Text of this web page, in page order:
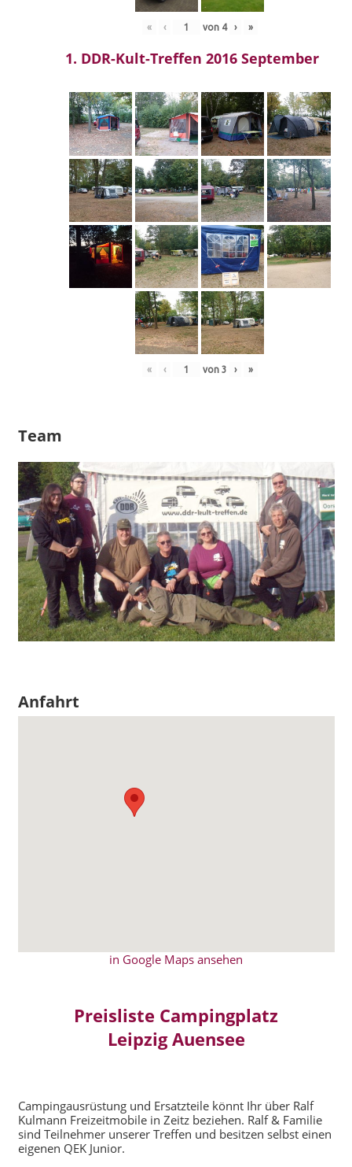
« ‹ von 4 › »
1. DDR-Kult-Treffen 2016 September
« ‹ von 3 › »
Team
Anfahrt
in Google Maps ansehen
Preisliste Campingplatz
Leipzig Auensee
Campingausrüstung und Ersatzteile könnt Ihr über Ralf
Kulmann Freizeitmobile in Zeitz beziehen. Ralf & Familie
sind Teilnehmer unserer Treffen und besitzen selbst einen
eigenen QEK Junior.